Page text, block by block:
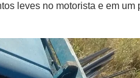
leves no motorista e em um